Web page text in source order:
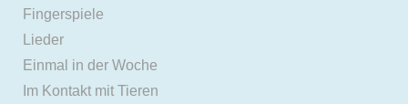
Fingerspiele
Lieder
Einmal in der Woche
Im Kontakt mit Tieren